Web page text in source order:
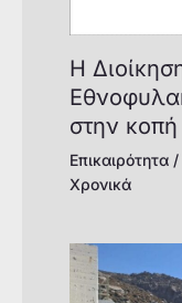
Η
στην κοπή
Επικαιρότητα/
Χρονικά